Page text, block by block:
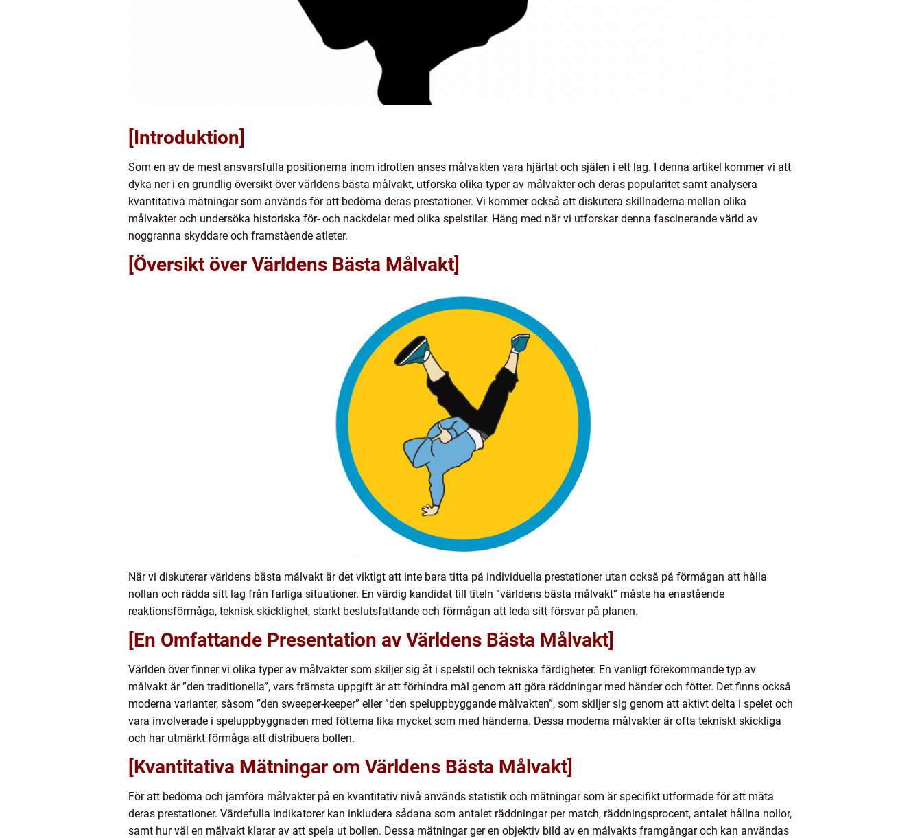
[Introduktion]
Som en av de mest ansvarsfulla positionerna inom idrotten anses målvakten vara hjärtat och själen i ett lag. I denna artikel kommer vi att
dyka ner i en grundlig översikt över världens bästa målvakt, utforska olika typer av målvakter och deras popularitet samt analysera
kvantitativa mätningar som används för att bedöma deras prestationer. Vi kommer också att diskutera skillnaderna mellan olika
målvakter och undersöka historiska för- och nackdelar med olika spelstilar. Häng med när vi utforskar denna fascinerande värld av
noggranna skyddare och framstående atleter.
[Översikt över Världens Bästa Målvakt]
När vi diskuterar världens bästa målvakt är det viktigt att inte bara titta på individuella prestationer utan också på förmågan att hålla
nollan och rädda sitt lag från farliga situationer. En värdig kandidat till titeln ”världens bästa målvakt” måste ha enastående
reaktionsförmåga, teknisk skicklighet, starkt beslutsfattande och förmågan att leda sitt försvar på planen.
[En Omfattande Presentation av Världens Bästa Målvakt]
Världen över finner vi olika typer av målvakter som skiljer sig åt i spelstil och tekniska färdigheter. En vanligt förekommande typ av
målvakt är ”den traditionella”, vars främsta uppgift är att förhindra mål genom att göra räddningar med händer och fötter. Det finns också
moderna varianter, såsom ”den sweeper-keeper” eller ”den speluppbyggande målvakten”, som skiljer sig genom att aktivt delta i spelet och
vara involverade i speluppbyggnaden med fötterna lika mycket som med händerna. Dessa moderna målvakter är ofta tekniskt skickliga
och har utmärkt förmåga att distribuera bollen.
[Kvantitativa Mätningar om Världens Bästa Målvakt]
För att bedöma och jämföra målvakter på en kvantitativ nivå används statistik och mätningar som är specifikt utformade för att mäta
deras prestationer. Värdefulla indikatorer kan inkludera sådana som antalet räddningar per match, räddningsprocent, antalet hållna nollor,
samt hur väl en målvakt klarar av att spela ut bollen. Dessa mätningar ger en objektiv bild av en målvakts framgångar och kan användas